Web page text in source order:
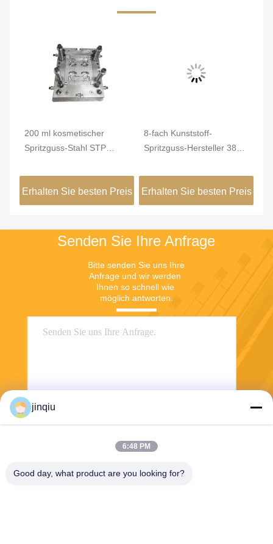
200 ml kosmetischer
Spritzguss-Stahl STP
Läufer
Erhalten Sie besten Preis
8-fach Kunststoff-
Spritzguss-Hersteller 38
Erhalten Sie besten Preis
Senden Sie Ihre Anfrage
Bitte senden Sie uns Ihre
Anfrage und wir werden
Ihnen so schnell wie
möglich antworten.
jinqiu
6:48 PM
Good day, what product are you looking for?